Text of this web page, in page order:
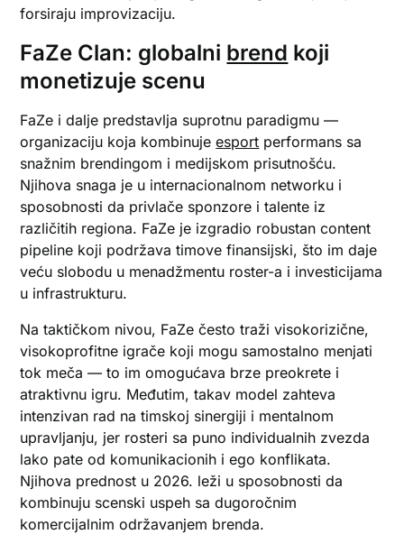
forsiraju improvizaciju.
FaZe Clan: globalni brend koji
monetizuje scenu
FaZe i dalje predstavlja suprotnu paradigmu —
organizaciju koja kombinujeesport performans sa
snažnim brendingom i medijskom prisutnošću.
Njihova snaga je u internacionalnom networku i
sposobnosti da privlače sponzore i talente iz
različitih regiona. FaZe je izgradio robustan content
pipeline koji podržava timove finansijski, što im daje
veću slobodu u menadžmentu roster-a i investicijama
u infrastrukturu.
Na taktičkom nivou, FaZe često traži visokorizične,
visokoprofitne igrače koji mogu samostalno menjati
tok meča — to im omogućava brze preokrete i
atraktivnu igru. Međutim, takav model zahteva
intenzivan rad na timskoj sinergiji i mentalnom
upravljanju, jer rosteri sa puno individualnih zvezda
lako pate od komunikacionih i ego konflikata.
Njihova prednost u 2026. leži u sposobnosti da
kombinuju scenski uspeh sa dugoročnim
komercijalnim održavanjem brenda.